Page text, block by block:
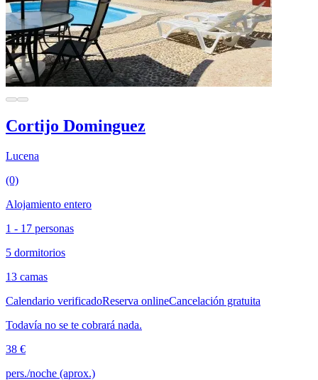
Cortijo Dominguez
Lucena
(0)
Alojamiento entero
1 - 17 personas
5 dormitorios
13 camas
Calendario verificadoReserva onlineCancelación gratuita
Todavía no se te cobrará nada.
38 €
pers./noche (aprox.)